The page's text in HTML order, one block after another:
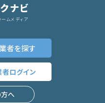
ナビ
ムメディア
者を探す
者ログイン
へ